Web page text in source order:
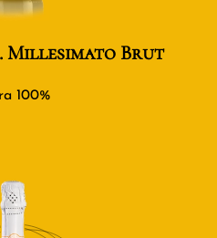
Millesimato Brut
100%